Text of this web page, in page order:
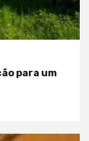
para um